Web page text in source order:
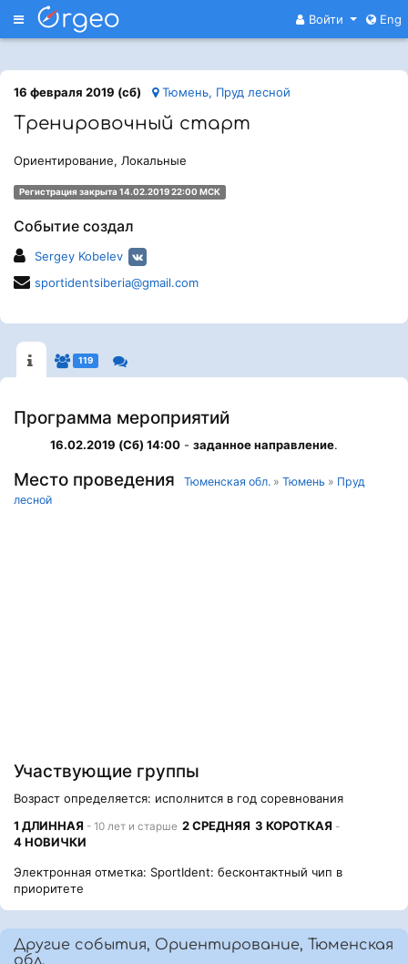
Меню Войти Eng
16 февраля 2019 (сб) Тюмень, Пруд лесной
Тренировочный старт
Ориентирование, Локальные
Регистрация закрыта 14.02.2019 22:00 МСК
Событие создал
Sergey Kobelev
sportidentsiberia@gmail.com
119
Программа мероприятий
16.02.2019 (Сб) 14:00 - заданное направление.
Место проведения Тюменская обл. » Тюмень » Пруд
лесной
Участвующие группы
Возраст определяется: исполнится в год соревнования
1 ДЛИННАЯ - 10 лет и старше 2 СРЕДНЯЯ 3 КОРОТКАЯ -
4 НОВИЧКИ
Электронная отметка: SportIdent: бесконтактный чип в
приоритете
Другие события, Ориентирование, Тюменская
обл.